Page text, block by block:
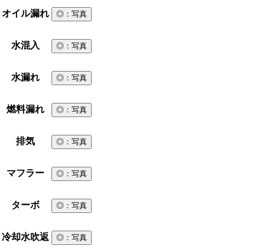
オイル漏れ ◎ ：写真
水混入 ◎ ：写真
水漏れ ◎ ：写真
燃料漏れ ◎ ：写真
排気 ◎ ：写真
マフラー ◎ ：写真
ターボ ◎ ：写真
冷却水吹返 ◎ ：写真